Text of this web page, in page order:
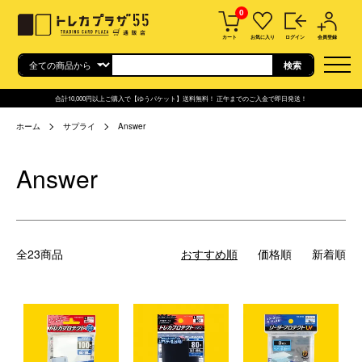
0
カート お気に入り ログイン 会員登録
合計10,000円以上ご購入で【ゆうパケット】送料無料！ 正午までのご入金で即日発送！
ホーム サプライ Answer
Answer
全23商品 おすすめ順 価格順 新着順